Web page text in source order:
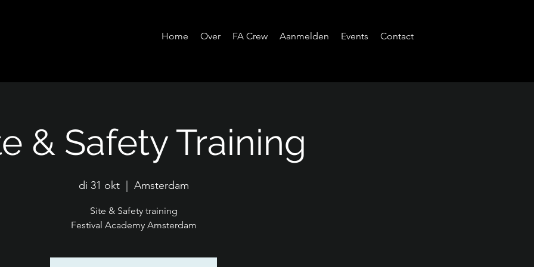
Home Over FA Crew Aanmelden Events Contact
& Safety Training
di 31 okt
  |
Amsterdam
Site & Safety training
Festival Academy Amsterdam